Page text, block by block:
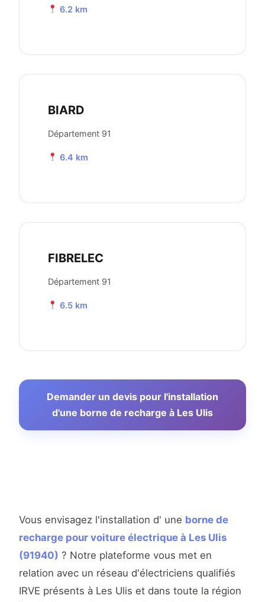
6.2 km
BIARD
Département 91
6.4 km
FIBRELEC
Département 91
6.5 km
Demander un devis pour l'installation
d'une borne de recharge à Les Ulis
Vous envisagez l'installation d' une borne de
recharge pour voiture électrique à Les Ulis
(91940) ? Notre plateforme vous met en
relation avec un réseau d'électriciens qualifiés
IRVE présents à Les Ulis et dans toute la région